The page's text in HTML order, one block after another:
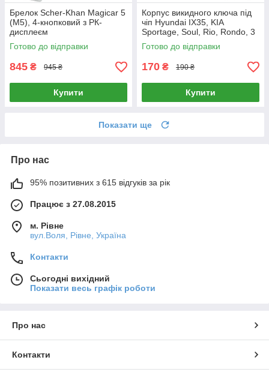
Брелок Scher-Khan Magicar 5
(M5), 4-кнопковий з РК-
дисплеєм
Готово до відправки
845 ₴ 945 ₴
Купити
Корпус викидного ключа під
чіп Hyundai IX35, KIA
Sportage, Soul, Rio, Rondo, 3
кнопки
Готово до відправки
170 ₴ 190 ₴
Купити
Показати ще
Про нас
95% позитивних з 615 відгуків за рік
Працює з 27.08.2015
м. Рівне
вул.Воля, Рівне, Україна
Контакти
Сьогодні вихідний
Показати весь графік роботи
Про нас
Контакти